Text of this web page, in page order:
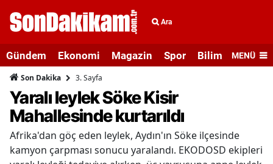
Ara
Gündem Ekonomi Magazin Spor Bilim veMENÜ
Son Dakika 3. Sayfa
Yaralı leylek Söke Kisir
Mahallesinde kurtarıldı
Afrika'dan göç eden leylek, Aydın'ın Söke ilçesinde
kamyon çarpması sonucu yaralandı. EKODOSD ekipleri